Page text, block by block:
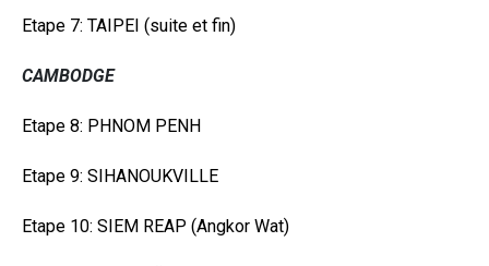
Etape 7: TAIPEI (suite et fin)
CAMBODGE
Etape 8: PHNOM PENH
Etape 9: SIHANOUKVILLE
Etape 10: SIEM REAP (Angkor Wat)